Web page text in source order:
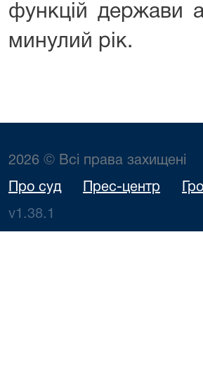
функцій держави
минулий рік.
2026 © Всі права захищені
Про суд Прес-центр
v1.38.1